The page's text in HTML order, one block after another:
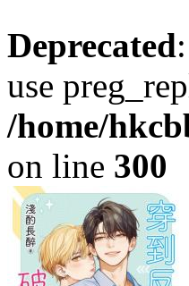
Deprecated
use
/home/
on line 300